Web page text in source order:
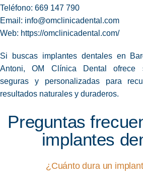
Teléfono: 669 147 790
Email: info@omclinicadental.com
Web: https://omclinicadental.com/
Si buscas implantes dentales en
Antoni, OM Clínica Dental ofrece
seguras y personalizadas para
resultados naturales y duraderos.
Preguntas
implantes
¿Cuánto dura un